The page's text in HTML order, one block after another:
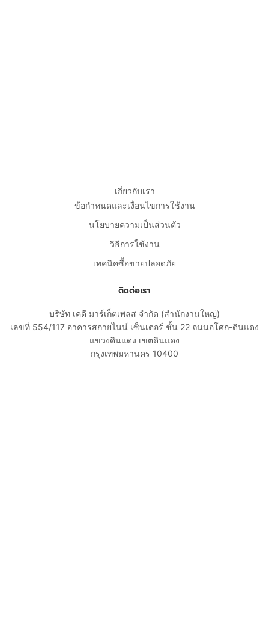
เกี่ยวกับเรา
ข้อกำหนดและเงื่อนไขการใช้งาน
นโยบายความเป็นส่วนตัว
วิธีการใช้งาน
เทคนิคซื้อขายปลอดภัย
ติดต่อเรา
บริษัท เคดี มาร์เก็ตเพลส จำกัด (สำนักงานใหญ่)
เลขที่ 554/117 อาคารสกายไนน์ เซ็นเตอร์ ชั้น 22 ถนนอโศก-ดินแดง
แขวงดินแดง เขตดินแดง
กรุงเทพมหานคร 10400